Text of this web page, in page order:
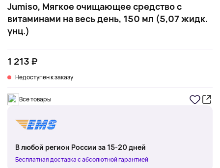
Jumiso, Мягкое очищающее средство с
витаминами на весь день, 150 мл (5,07 жидк.
унц.)
1 213 ₽
Недоступен к заказу
Все товары
В любой регион России за 15-20 дней
Бесплатная доставка с абсолютной гарантией